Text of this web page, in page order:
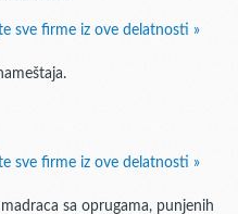
sve firme iz ove delatnosti »
sve firme iz ove delatnosti »
sa oprugama, punjenih